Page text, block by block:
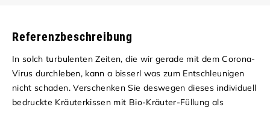
Referenzbeschreibung
In solch turbulenten Zeiten, die wir gerade mit dem Corona-
Virus durchleben, kann a bisserl was zum Entschleunigen
nicht schaden. Verschenken Sie deswegen dieses individuell
bedruckte Kräuterkissen mit Bio-Kräuter-Füllung als